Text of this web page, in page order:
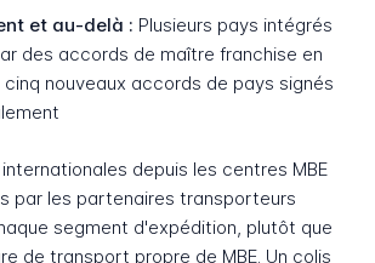
et au-delà : Plusieurs pays intégrés
des accords de maître franchise en
nouveaux accords de pays signés
depuis les centres MBE
par les partenaires transporteurs
segment d'expédition, plutôt que
de transport propre de MBE. Un colis